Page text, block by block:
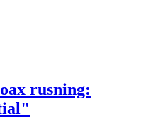
rusning: